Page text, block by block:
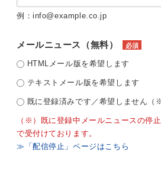
例：info@example.co.jp
メールニュース（無料） 必須
HTMLメール版を希望します
テキストメール版を希望します
既に登録済みです／希望しません（※
（※）既に登録中メールニュースの停
で受付けております。
≫「配信停止」ページはこちら